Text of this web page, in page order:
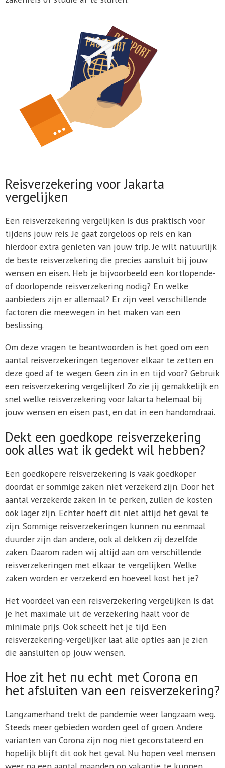
Reisverzekering voor Jakarta
vergelijken
Een reisverzekering vergelijken is dus praktisch voor
tijdens jouw reis. Je gaat zorgeloos op reis en kan
hierdoor extra genieten van jouw trip. Je wilt natuurlijk
de beste reisverzekering die precies aansluit bij jouw
wensen en eisen. Heb je bijvoorbeeld een kortlopende-
of doorlopende reisverzekering nodig? En welke
aanbieders zijn er allemaal? Er zijn veel verschillende
factoren die meewegen in het maken van een
beslissing.
Om deze vragen te beantwoorden is het goed om een
aantal reisverzekeringen tegenover elkaar te zetten en
deze goed af te wegen. Geen zin in en tijd voor? Gebruik
een reisverzekering vergelijker! Zo zie jij gemakkelijk en
snel welke reisverzekering voor Jakarta helemaal bij
jouw wensen en eisen past, en dat in een handomdraai.
Dekt een goedkope reisverzekering
ook alles wat ik gedekt wil hebben?
Een goedkopere reisverzekering is vaak goedkoper
doordat er sommige zaken niet verzekerd zijn. Door het
aantal verzekerde zaken in te perken, zullen de kosten
ook lager zijn. Echter hoeft dit niet altijd het geval te
zijn. Sommige reisverzekeringen kunnen nu eenmaal
duurder zijn dan andere, ook al dekken zij dezelfde
zaken. Daarom raden wij altijd aan om verschillende
reisverzekeringen met elkaar te vergelijken. Welke
zaken worden er verzekerd en hoeveel kost het je?
Het voordeel van een reisverzekering vergelijken is dat
je het maximale uit de verzekering haalt voor de
minimale prijs. Ook scheelt het je tijd. Een
reisverzekering-vergelijker laat alle opties aan je zien
die aansluiten op jouw wensen.
Hoe zit het nu echt met Corona en
het afsluiten van een reisverzekering?
Langzamerhand trekt de pandemie weer langzaam weg.
Steeds meer gebieden worden geel of groen. Andere
varianten van Corona zijn nog niet geconstateerd en
hopelijk blijft dit ook het geval. Nu hopen veel mensen